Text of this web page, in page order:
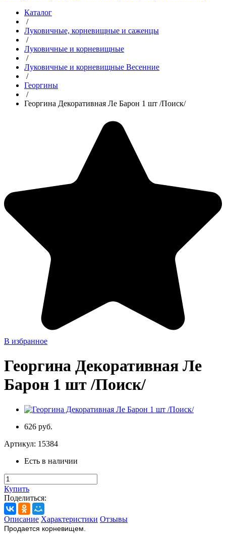
Каталог
/
Луковичные, корневищные и саженцы
/
Луковичные и корневищные
/
Луковичные и корневищные Весенние
/
Георгины
/
Георгина Декоративная Ле Барон 1 шт /Поиск/
В избранное
Георгина Декоративная Ле
Барон 1 шт /Поиск/
626 руб.
Артикул: 15384
Есть в наличии
Купить
Поделиться:
Описание Характеристики Отзывы
Продается корневищем.